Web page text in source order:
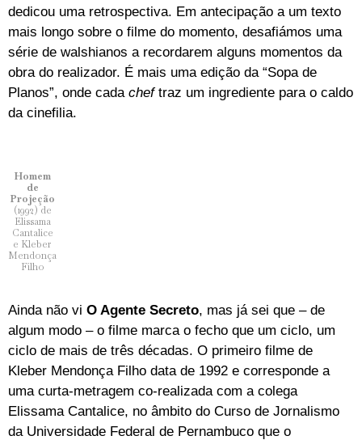
dedicou uma retrospectiva. Em antecipação a um texto
mais longo sobre o filme do momento, desafiámos uma
série de walshianos a recordarem alguns momentos da
obra do realizador. É mais uma edição da “Sopa de
Planos”, onde cada cheftraz um ingrediente para o caldo
da cinefilia.
Homem
de
Projeção
(1992) de
Elissama
Cantalice
e Kleber
Mendonça
Filho
Ainda não vi O Agente Secreto, mas já sei que – de
algum modo – o filme marca o fecho que um ciclo, um
ciclo de mais de três décadas. O primeiro filme de
Kleber Mendonça Filho data de 1992 e corresponde a
uma curta-metragem co-realizada com a colega
Elissama Cantalice, no âmbito do Curso de Jornalismo
da Universidade Federal de Pernambuco que o